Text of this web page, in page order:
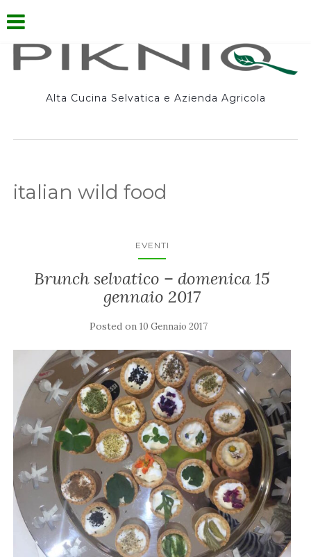
Alta Cucina Selvatica e Azienda Agricola
italian wild food
EVENTI
Brunch selvatico – domenica 15
gennaio 2017
Posted on 10 Gennaio 2017